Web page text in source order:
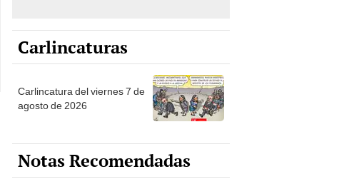
Carlincaturas
Carlincatura del viernes 7 de
agosto de 2026
Notas Recomendadas